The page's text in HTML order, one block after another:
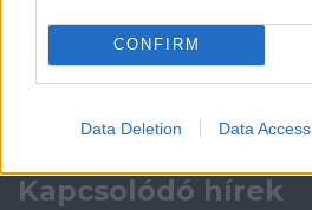
CONFIRM
Data Deletion Data Access
Kapcsolódó hírek